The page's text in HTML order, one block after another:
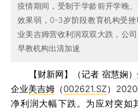
疫情期间，受制于学龄前开学晚
效果弱，0-3岁阶段教育机构受
业美吉姆营收利润双双大跌，公
早教机构出清加速
【财新网】（记者 宿慧娴）
企业美吉姆 （002621.SZ）
净利润大幅下跌。为应对突如